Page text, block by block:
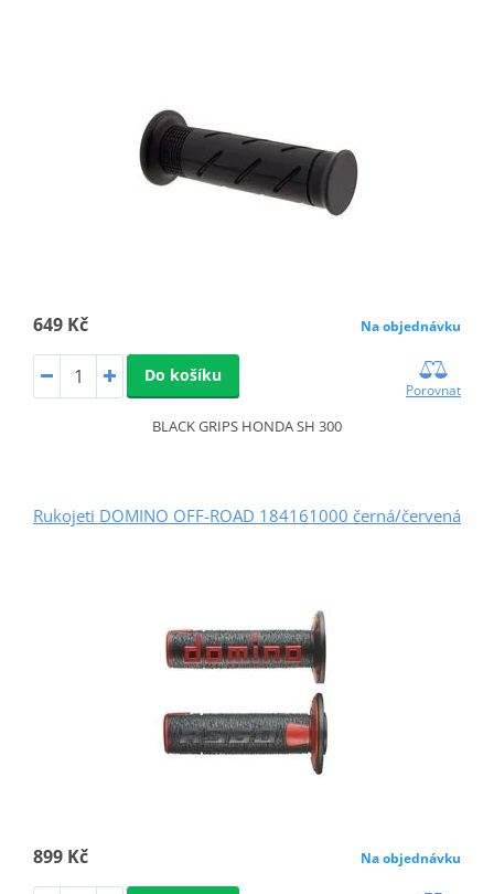
649 Kč Na objednávku
Do košíku
Porovnat
BLACK GRIPS HONDA SH 300
Rukojeti DOMINO OFF-ROAD 184161000 černá/červená
899 Kč Na objednávku